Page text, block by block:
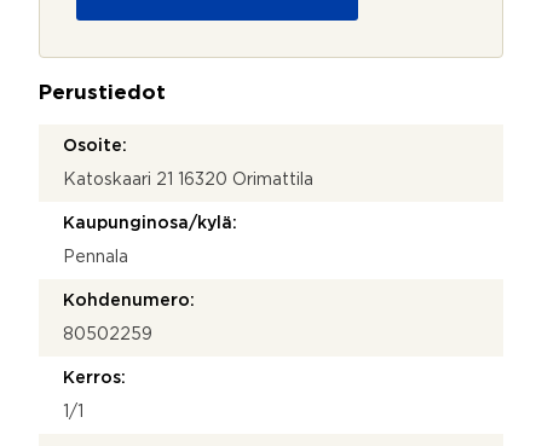
*
Perustiedot
Osoite:
Katoskaari 21 16320 Orimattila
Kaupunginosa/kylä:
Pennala
Kohdenumero:
80502259
Kerros:
1/1